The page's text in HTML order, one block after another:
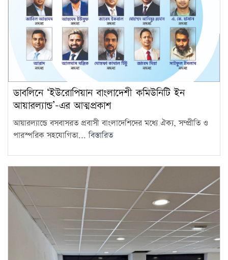
ডাবলিনে ‘ইউরোপিয়ান বাংলাদেশী কমিউনিটি ইন
আয়ারল্যান্ড’-এর আত্মপ্রকাশ
আয়ারল্যান্ডে বসবাসরত প্রবাসী বাংলাদেশিদের মধ্যে ঐক্য, সম্প্রীতি ও
পারস্পরিক সহযোগিতা...বিস্তারিত